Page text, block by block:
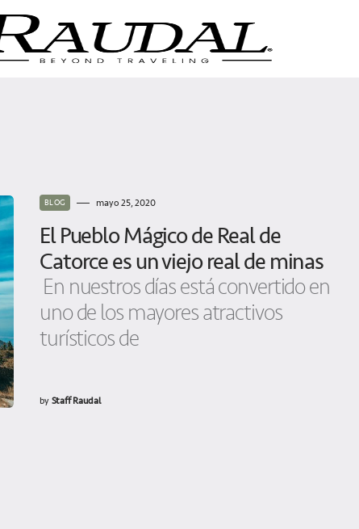
BLOG mayo 25, 2020
El Pueblo Mágico de Real de
Catorce es un viejo real de minas
En nuestros días está convertido en
uno de los mayores atractivos
turísticos de
byStaff Raudal